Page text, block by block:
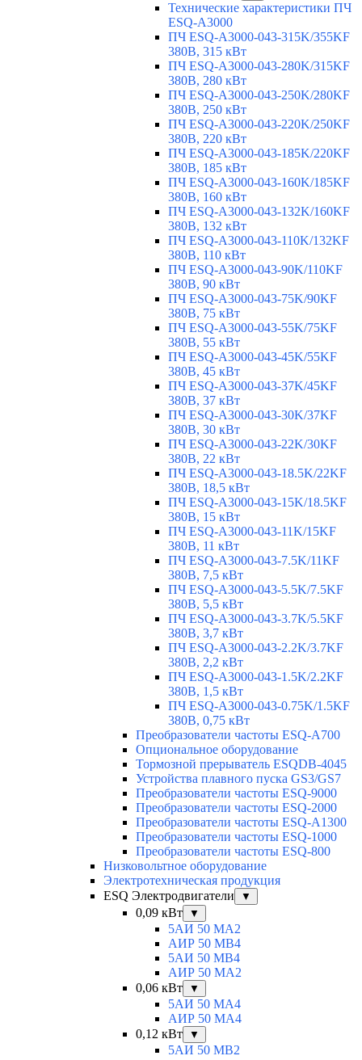
Технические характеристики ПЧ
ESQ-A3000
ПЧ ESQ-A3000-043-315K/355KF
380В, 315 кВт
ПЧ ESQ-A3000-043-280K/315KF
380В, 280 кВт
ПЧ ESQ-A3000-043-250K/280KF
380В, 250 кВт
ПЧ ESQ-A3000-043-220K/250KF
380В, 220 кВт
ПЧ ESQ-A3000-043-185K/220KF
380В, 185 кВт
ПЧ ESQ-A3000-043-160K/185KF
380В, 160 кВт
ПЧ ESQ-A3000-043-132K/160KF
380В, 132 кВт
ПЧ ESQ-A3000-043-110K/132KF
380В, 110 кВт
ПЧ ESQ-A3000-043-90K/110KF
380В, 90 кВт
ПЧ ESQ-A3000-043-75K/90KF
380В, 75 кВт
ПЧ ESQ-A3000-043-55K/75KF
380В, 55 кВт
ПЧ ESQ-A3000-043-45K/55KF
380В, 45 кВт
ПЧ ESQ-A3000-043-37K/45KF
380В, 37 кВт
ПЧ ESQ-A3000-043-30K/37KF
380В, 30 кВт
ПЧ ESQ-A3000-043-22K/30KF
380В, 22 кВт
ПЧ ESQ-A3000-043-18.5K/22KF
380В, 18,5 кВт
ПЧ ESQ-A3000-043-15K/18.5KF
380В, 15 кВт
ПЧ ESQ-A3000-043-11K/15KF
380В, 11 кВт
ПЧ ESQ-A3000-043-7.5K/11KF
380В, 7,5 кВт
ПЧ ESQ-A3000-043-5.5K/7.5KF
380В, 5,5 кВт
ПЧ ESQ-A3000-043-3.7K/5.5KF
380В, 3,7 кВт
ПЧ ESQ-A3000-043-2.2K/3.7KF
380В, 2,2 кВт
ПЧ ESQ-A3000-043-1.5K/2.2KF
380В, 1,5 кВт
ПЧ ESQ-A3000-043-0.75K/1.5KF
380В, 0,75 кВт
Преобразователи частоты ESQ-A700
Опциональное оборудование
Тормозной прерыватель ESQDB-4045
Устройства плавного пуска GS3/GS7
Преобразователи частоты ESQ-9000
Преобразователи частоты ESQ-2000
Преобразователи частоты ESQ-A1300
Преобразователи частоты ESQ-1000
Преобразователи частоты ESQ-800
Низковольтное оборудование
Электротехническая продукция
ESQ Электродвигатели
▼
0,09 кВт ▼
5АИ 50 МА2
АИР 50 МВ4
5АИ 50 МB4
АИР 50 МА2
0,06 кВт
▼
5АИ 50 МА4
АИР 50 MA4
0,12 кВт
▼
5АИ 50 МB2